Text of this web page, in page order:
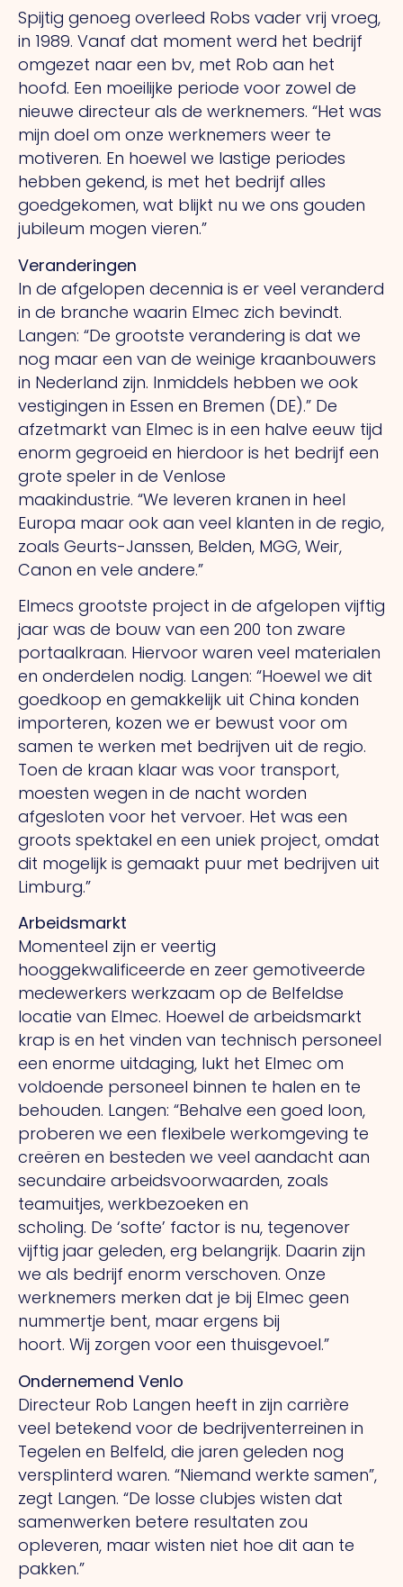
Spijtig genoeg overleed Robs vader vrij vroeg,
in 1989. Vanaf dat moment werd het bedrijf
omgezet naar een bv, met Rob aan het
hoofd. Een moeilijke periode voor zowel de
nieuwe directeur als de werknemers. “Het was
mijn doel om onze werknemers weer te
motiveren. En hoewel we lastige periodes
hebben gekend, is met het bedrijf alles
goedgekomen, wat blijkt nu we ons gouden
jubileum mogen vieren.”
Veranderingen
In de afgelopen decennia is er veel veranderd
in de branche waarin Elmec zich bevindt.
Langen: “De grootste verandering is dat we
nog maar een van de weinige kraanbouwers
in Nederland zijn. Inmiddels hebben we ook
vestigingen in Essen en Bremen (DE).” De
afzetmarkt van Elmec is in een halve eeuw tijd
enorm gegroeid en hierdoor is het bedrijf een
grote speler in de Venlose
maakindustrie. “We leveren kranen in heel
Europa maar ook aan veel klanten in de regio,
zoals Geurts-Janssen, Belden, MGG, Weir,
Canon en vele andere.”
Elmecs grootste project in de afgelopen vijftig
jaar was de bouw van een 200 ton zware
portaalkraan. Hiervoor waren veel materialen
en onderdelen nodig. Langen: “Hoewel we dit
goedkoop en gemakkelijk uit China konden
importeren, kozen we er bewust voor om
samen te werken met bedrijven uit de regio.
Toen de kraan klaar was voor transport,
moesten wegen in de nacht worden
afgesloten voor het vervoer. Het was een
groots spektakel en een uniek project, omdat
dit mogelijk is gemaakt puur met bedrijven uit
Limburg.”
Arbeidsmarkt
Momenteel zijn er veertig
hooggekwalificeerde en zeer gemotiveerde
medewerkers werkzaam op de Belfeldse
locatie van Elmec. Hoewel de arbeidsmarkt
krap is en het vinden van technisch personeel
een enorme uitdaging, lukt het Elmec om
voldoende personeel binnen te halen en te
behouden. Langen: “Behalve een goed loon,
proberen we een flexibele werkomgeving te
creëren en besteden we veel aandacht aan
secundaire arbeidsvoorwaarden, zoals
teamuitjes, werkbezoeken en
scholing. De ‘softe’ factor is nu, tegenover
vijftig jaar geleden, erg belangrijk. Daarin zijn
we als bedrijf enorm verschoven. Onze
werknemers merken dat je bij Elmec geen
nummertje bent, maar ergens bij
hoort. Wij zorgen voor een thuisgevoel.”
Ondernemend Venlo
Directeur Rob Langen heeft in zijn carrière
veel betekend voor de bedrijventerreinen in
Tegelen en Belfeld, die jaren geleden nog
versplinterd waren. “Niemand werkte samen”,
zegt Langen. “De losse clubjes wisten dat
samenwerken betere resultaten zou
opleveren, maar wisten niet hoe dit aan te
pakken.”